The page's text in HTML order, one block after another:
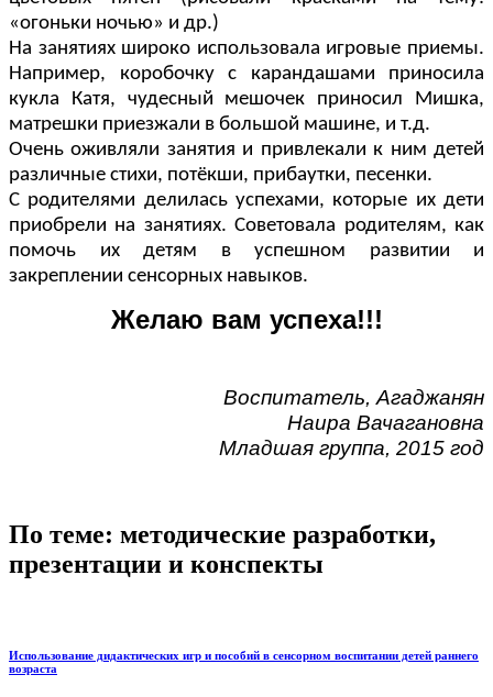
«огоньки ночью» и др.)
На занятиях широко использовала игровые приемы.
Например, коробочку с карандашами приносила
кукла Катя, чудесный мешочек приносил Мишка,
матрешки приезжали в большой машине, и т.д.
Очень оживляли занятия и привлекали к ним детей
различные стихи, потёкши, прибаутки, песенки.
С родителями делилась успехами, которые их дети
приобрели на занятиях. Советовала родителям, как
помочь их детям в успешном развитии и
закреплении сенсорных навыков.
Желаю вам успеха!!!
Воспитатель, Агаджанян
Наира Вачагановна
Младшая группа, 2015 год
По теме: методические разработки,
презентации и конспекты
Использование дидактических игр и пособий в сенсорном воспитании детей раннего
возраста